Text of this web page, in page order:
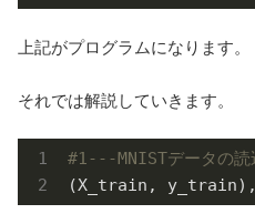
上記がプログラムになります。
それでは解説していきます。
#1---MNISTデータの読
(X_train,